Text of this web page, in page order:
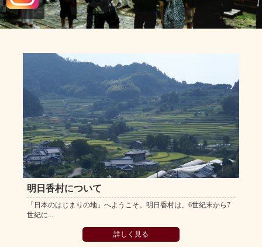
明日香村について
「日本のはじまりの地」へようこそ。明日香村は、6世紀末から7
世紀に...
詳しく見る